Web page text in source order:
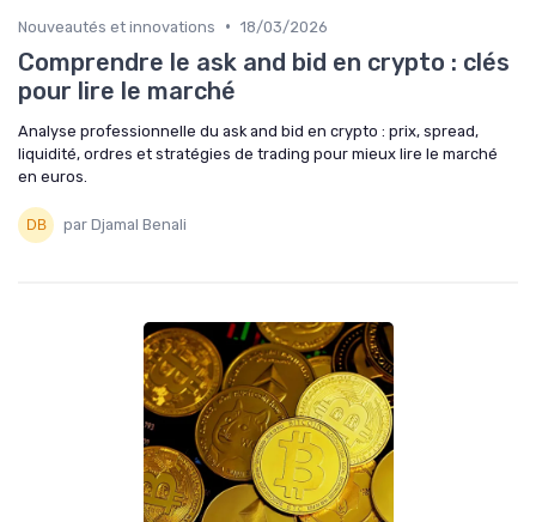
Nouveautés et innovations • 18/03/2026
Comprendre le ask and bid en crypto : clés
pour lire le marché
Analyse professionnelle du ask and bid en crypto : prix, spread,
liquidité, ordres et stratégies de trading pour mieux lire le marché
en euros.
par Djamal Benali